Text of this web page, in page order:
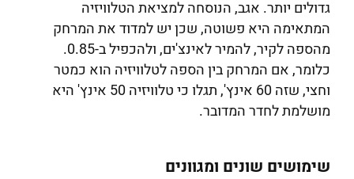
גדולים יותר. אגב, הנוסחה למציאת הטלוויזיה
המתאימה היא פשוטה, שכן יש למדוד את המרחק
מהספה לקיר, להמיר לאינצ'ים, ולהכפיל ב-0.85.
כלומר, אם המרחק בין הספה לטלוויזיה הוא כמטר
וחצי, שזה 60 אינץ', תגלו כי טלוויזיה 50 אינץ' היא
מושלמת לחדר המדובר.
שימושים שונים ומגוונים